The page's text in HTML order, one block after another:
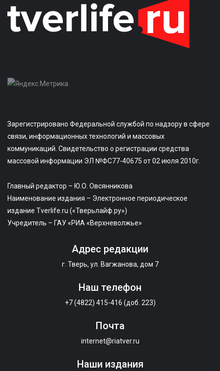
Зарегистрировано Федеральной службой по надзору в сфере
связи, информационных технологий и массовых
коммуникаций. Свидетельство о регистрации средства
массовой информации ЭЛ №ФС77-40675 от 02 июля 2010г.
Главный редактор – Ю.О. Овсянникова
Наименование издания – Электронное периодическое
издание Tverlife.ru («Тверьлайф.ру»)
Учредитель – ГАУ «РИА «Верхневолжье»
Адрес редакции
г. Тверь, ул. Вагжанова, дом 7
Наш телефон
+7 (4822) 415-416 (доб. 223)
Почта
internet@riatver.ru
Наши издания